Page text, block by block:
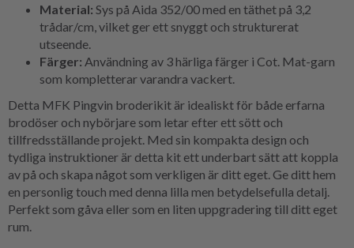
Material: Sys på Aida 352/00 med en täthet på 3,2
trådar/cm, vilket ger ett snyggt och strukturerat
utseende.
Färger: Användning av 3 härliga färger i Cot. Mat-garn
som kompletterar varandra vackert.
Detta MFK Pingvin broderikit är idealiskt för både erfarna
brodöser och nybörjare som letar efter ett sött och
tillfredsställande projekt. Med sin kompakta design och
tydliga instruktioner är detta kit ett underbart sätt att koppla
av på och skapa något som verkligen är ditt eget. Ge ditt hem
en personlig touch med denna lilla men betydelsefulla detalj.
Perfekt som gåva eller som en liten uppgradering till ditt eget
rum.